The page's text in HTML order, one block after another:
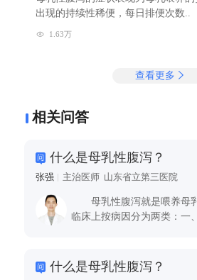
出现的持续性稀便，每日排便次数..
1.63万
查看更多
相关问答
什么是母乳性腹泻？
张强 主治医师 山东省立第三医院
母乳性腹泻就是喂养母乳
临床上按病因分为两类：一
什么是母乳性腹泻？